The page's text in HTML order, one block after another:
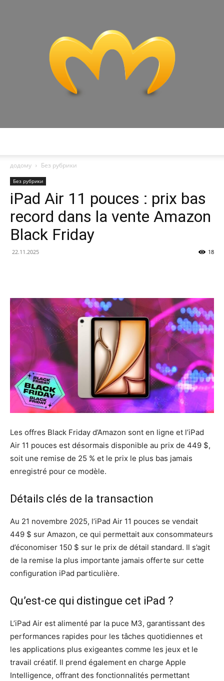
додому
Без рубрики
Без рубрики
iPad Air 11 pouces : prix bas
record dans la vente Amazon
Black Friday
22.11.2025 18
Les offres Black Friday d’Amazon sont en ligne et l’iPad
Air 11 pouces est désormais disponible au prix de 449 $,
soit une remise de 25 % et le prix le plus bas jamais
enregistré pour ce modèle.
Détails clés de la transaction
Au 21 novembre 2025, l’iPad Air 11 pouces se vendait
449 $ sur Amazon, ce qui permettait aux consommateurs
d’économiser 150 $ sur le prix de détail standard. Il s’agit
de la remise la plus importante jamais offerte sur cette
configuration iPad particulière.
Qu’est-ce qui distingue cet iPad ?
L’iPad Air est alimenté par la puce M3, garantissant des
performances rapides pour les tâches quotidiennes et
les applications plus exigeantes comme les jeux et le
travail créatif. Il prend également en charge Apple
Intelligence, offrant des fonctionnalités permettant